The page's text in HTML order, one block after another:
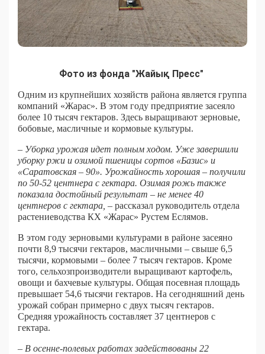
Фото из фонда "Жайық Пресс"
Одним из крупнейших хозяйств района является группа
компаний «Жарас». В этом году предприятие засеяло
более 10 тысяч гектаров. Здесь выращивают зерновые,
бобовые, масличные и кормовые культуры.
– Уборка урожая идет полным ходом. Уже завершили
уборку ржи и озимой пшеницы сортов «Базис» и
«Саратовская – 90». Урожайность хорошая – получили
по 50-52 центнера с гектара. Озимая рожь также
показала достойный результат – не менее 40
центнеров с гектара, – рассказал руководитель отдела
растениеводства КХ «Жарас» Рустем Еслямов.
В этом году зерновыми культурами в районе засеяно
почти 8,9 тысячи гектаров, масличными – свыше 6,5
тысячи, кормовыми – более 7 тысяч гектаров. Кроме
того, сельхозпроизводители выращивают картофель,
овощи и бахчевые культуры. Общая посевная площадь
превышает 54,6 тысячи гектаров. На сегодняшний день
урожай собран примерно с двух тысяч гектаров.
Средняя урожайность составляет 37 центнеров с
гектара.
– В осенне-полевых работах задействованы 22